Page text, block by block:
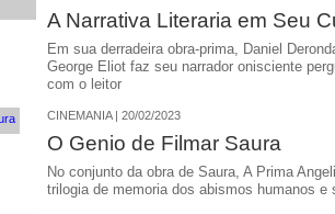
A Narrativa Literaria em Seu
Em sua derradeira obra-prima, Daniel
George Eliot faz seu narrador onisciente
com o leitor
CINEMANIA | 20/02/2023
O Genio de Filmar Saura
No conjunto da obra de Saura, A Prima
trilogia de memoria dos abismos humanos e